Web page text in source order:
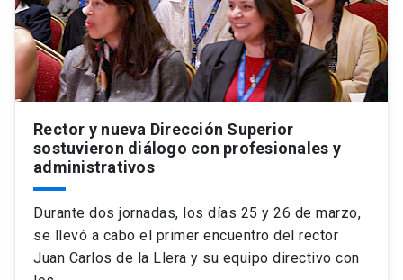
Rector y nueva Dirección Superior
sostuvieron diálogo con profesionales y
administrativos
Durante dos jornadas, los días 25 y 26 de marzo,
se llevó a cabo el primer encuentro del rector
Juan Carlos de la Llera y su equipo directivo con